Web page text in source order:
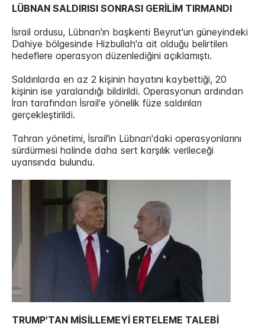
LÜBNAN SALDIRISI SONRASI GERİLİM TIRMANDI
İsrail ordusu, Lübnan'ın başkenti Beyrut'un güneyindeki
Dahiye bölgesinde Hizbullah'a ait olduğu belirtilen
hedeflere operasyon düzenlediğini açıklamıştı.
Saldırılarda en az 2 kişinin hayatını kaybettiği, 20
kişinin ise yaralandığı bildirildi. Operasyonun ardından
İran tarafından İsrail'e yönelik füze saldırıları
gerçekleştirildi.
Tahran yönetimi, İsrail'in Lübnan'daki operasyonlarını
sürdürmesi halinde daha sert karşılık verileceği
uyarısında bulundu.
TRUMP'TAN MİSİLLEMEYİ ERTELEME TALEBİ